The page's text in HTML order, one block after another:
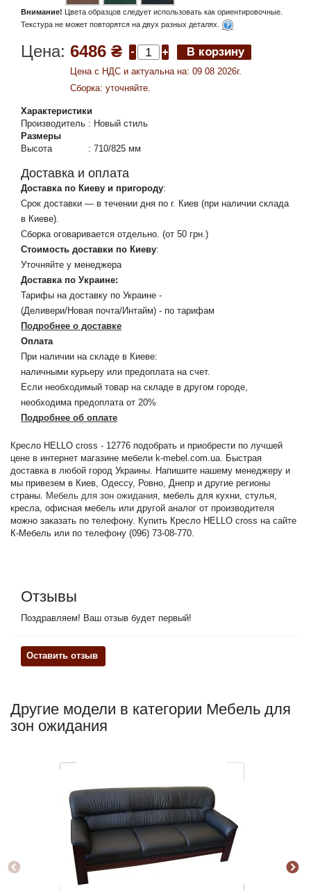
Внимание! Цвета образцов следует использовать как ориентировочные.
Текстура не может повторятся на двух разных деталях.
Цена: 6486 ₴
Цена c НДС и актуальна на: 09 08 2026г.
Сборка: уточняйте.
Характеристики
Производитель : Новый стиль
Размеры
Высота
: 710/825 мм
Доставка и оплата
Доставка по Киеву и пригороду:
Срок доставки — в течении дня по г. Киев (при наличии склада
в Киеве).
Сборка оговаривается отдельно. (от 50 грн.)
Стоимость доставки по Киеву:
Уточняйте у менеджера
Доставка по Украине:
Тарифы на доставку по Украине -
(Деливери/Новая почта/Интайм) - по тарифам
Подробнее о доставке
Оплата
При наличии на складе в Киеве:
наличными курьеру или предоплата на счет.
Если необходимый товар на складе в другом городе,
необходима предоплата от 20%
Подробнее об оплате
Кресло HELLO cross - 12776 подобрать и приобрести по лучшей
цене в интернет магазине мебели k-mebel.com.ua. Быстрая
доставка в любой город Украины. Напишите нашему менеджеру и
мы привезем в Киев, Одессу, Ровно, Днепр и другие регионы
страны. Мебель для зон ожидания, мебель для кухни, стулья,
кресла, офисная мебель или другой аналог от производителя
можно заказать по телефону. Купить Кресло HELLO cross на сайте
К-Мебель или по телефону (096) 73-08-770.
Отзывы
Поздравляем! Ваш отзыв будет первый!
Оставить отзыв
Другие модели в категории Мебель для
зон ожидания